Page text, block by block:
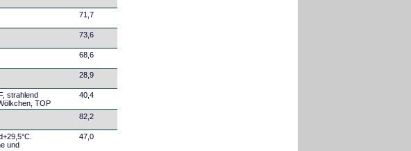
71,7
73,6
68,6
28,9
strahlend
TOP
40,4
82,2
und
47,0